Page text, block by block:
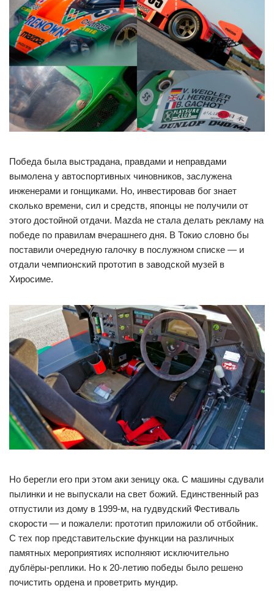
Победа была выстрадана, правдами и неправдами
вымолена у автоспортивных чиновников, заслужена
инженерами и гонщиками. Но, инвестировав бог знает
сколько времени, сил и средств, японцы не получили от
этого достойной отдачи. Mazda не стала делать рекламу на
победе по правилам вчерашнего дня. В Токио словно бы
поставили очередную галочку в послужном списке — и
отдали чемпионский прототип в заводской музей в
Хиросиме.
Но берегли его при этом аки зеницу ока. С машины сдували
пылинки и не выпускали на свет божий. Единственный раз
отпустили из дому в 1999-м, на гудвудский Фестиваль
скорости — и пожалели: прототип приложили об отбойник.
С тех пор представительские функции на различных
памятных мероприятиях исполняют исключительно
дублёры-реплики. Но к 20-летию победы было решено
почистить ордена и проветрить мундир.